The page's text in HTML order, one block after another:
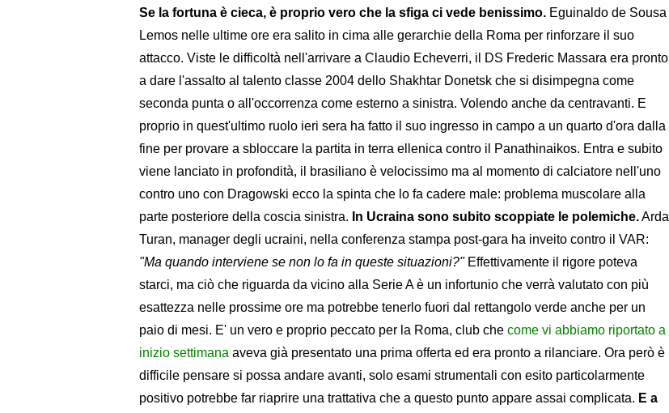
Se la fortuna è cieca, è proprio vero che la sfiga ci vede benissimo. Eguinaldo de Sousa
Lemos nelle ultime ore era salito in cima alle gerarchie della Roma per rinforzare il suo
attacco. Viste le difficoltà nell'arrivare a Claudio Echeverri, il DS Frederic Massara era pronto
a dare l'assalto al talento classe 2004 dello Shakhtar Donetsk che si disimpegna come
seconda punta o all'occorrenza come esterno a sinistra. Volendo anche da centravanti. E
proprio in quest'ultimo ruolo ieri sera ha fatto il suo ingresso in campo a un quarto d'ora dalla
fine per provare a sbloccare la partita in terra ellenica contro il Panathinaikos. Entra e subito
viene lanciato in profondità, il brasiliano è velocissimo ma al momento di calciatore nell'uno
contro uno con Dragowski ecco la spinta che lo fa cadere male: problema muscolare alla
parte posteriore della coscia sinistra. In Ucraina sono subito scoppiate le polemiche.Arda
Turan, manager degli ucraini, nella conferenza stampa post-gara ha inveito contro il VAR:
"Ma quando interviene se non lo fa in queste situazioni?" Effettivamente il rigore poteva
starci, ma ciò che riguarda da vicino alla Serie A è un infortunio che verrà valutato con più
esattezza nelle prossime ore ma potrebbe tenerlo fuori dal rettangolo verde anche per un
paio di mesi. E' un vero e proprio peccato per la Roma, club che come vi abbiamo riportato a
inizio settimana aveva già presentato una prima offerta ed era pronto a rilanciare. Ora però è
difficile pensare si possa andare avanti, solo esami strumentali con esito particolarmente
positivo potrebbe far riaprire una trattativa che a questo punto appare assai complicata. E a